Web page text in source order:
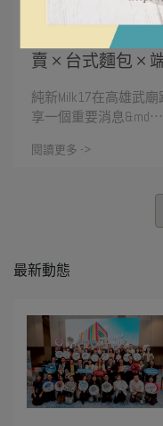
【純新Milk17武
賣 × 台式麵包 ×
純新Milk17在高雄武
享一個重要消息&md⋯
閱讀更多 ->
最新動態